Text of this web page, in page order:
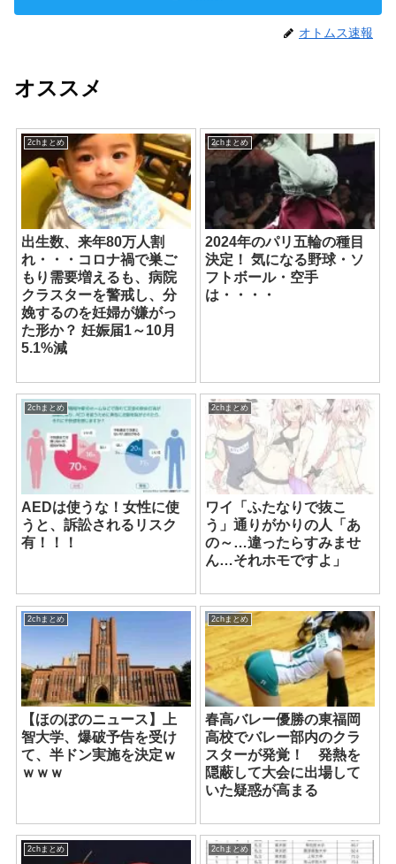
オトムス速報
オススメ
2chまとめ
出生数、来年80万人割
れ・・・コロナ禍で巣ご
もり需要増えるも、病院
クラスターを警戒し、分
娩するのを妊婦が嫌がっ
た形か？ 妊娠届1～10月
5.1%減
2chまとめ
2024年のパリ五輪の種目
決定！ 気になる野球・ソ
フトボール・空手
は・・・・
2chまとめ
AEDは使うな！女性に使
うと、訴訟されるリスク
有！！！
2chまとめ
ワイ「ふたなりで抜こ
う」通りがかりの人「あ
の～…違ったらすみませ
ん…それホモですよ」
2chまとめ
【ほのぼのニュース】上
智大学、爆破予告を受け
て、半ドン実施を決定ｗ
ｗｗｗ
2chまとめ
春高バレー優勝の東福岡
高校でバレー部内のクラ
スターが発覚！ 発熱を
隠蔽して大会に出場して
いた疑惑が高まる
2chまとめ 2chまとめ